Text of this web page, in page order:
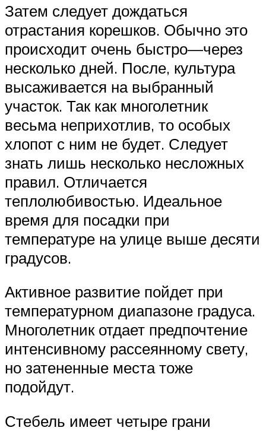
Затем следует дождаться
отрастания корешков. Обычно это
происходит очень быстро—через
несколько дней. После, культура
высаживается на выбранный
участок. Так как многолетник
весьма неприхотлив, то особых
хлопот с ним не будет. Следует
знать лишь несколько несложных
правил. Отличается
теплолюбивостью. Идеальное
время для посадки при
температуре на улице выше десяти
градусов.
Активное развитие пойдет при
температурном диапазоне градуса.
Многолетник отдает предпочтение
интенсивному рассеянному свету,
но затененные места тоже
подойдут.
Стебель имеет четыре грани